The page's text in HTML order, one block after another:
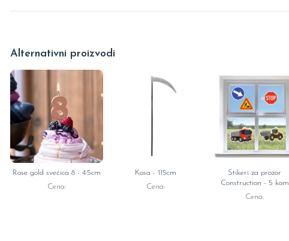
Alternativni proizvodi
Rose gold svećica 8 - 4.5cm
Cena:
Kosa - 115cm
Cena:
Stikeri za prozor
Construction - 5 kom
Cena: